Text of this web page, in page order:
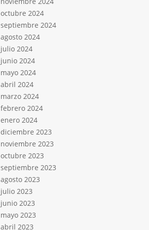
octubre 2024
septiembre 2024
agosto 2024
julio 2024
junio 2024
mayo 2024
abril 2024
marzo 2024
febrero 2024
enero 2024
diciembre 2023
noviembre 2023
octubre 2023
septiembre 2023
agosto 2023
julio 2023
junio 2023
mayo 2023
abril 2023